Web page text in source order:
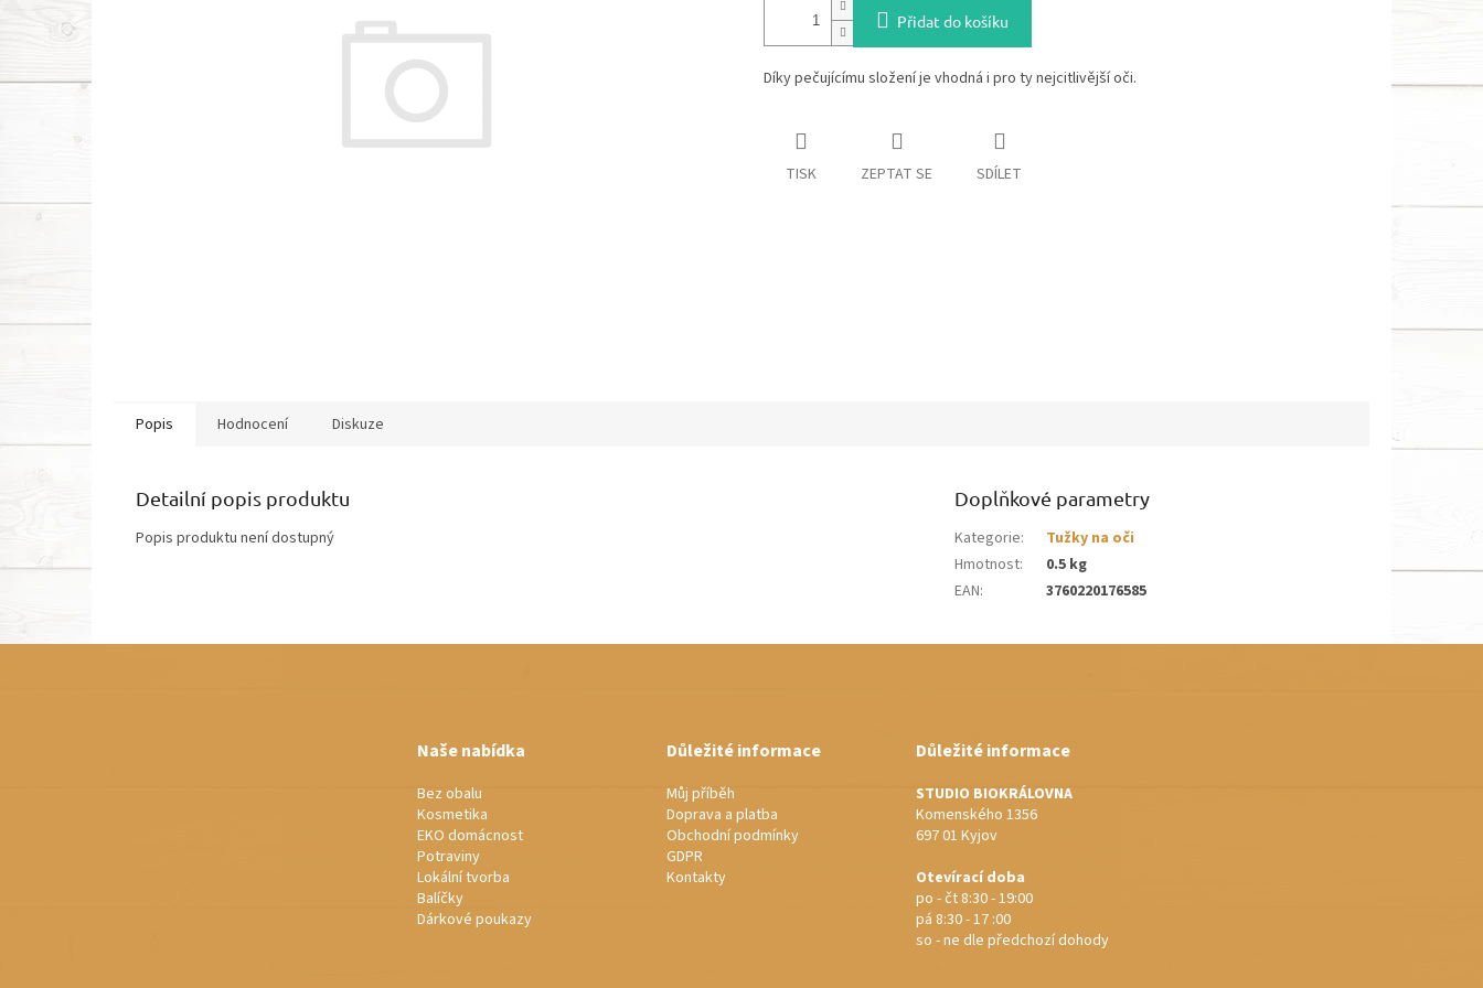
Přidat do košíku
Díky pečujícímu složení je vhodná i pro ty nejcitlivější oči.
TISK ZEPTAT SE SDÍLET
Popis Hodnocení Diskuze
Detailní popis produktu
Popis produktu není dostupný
Doplňkové parametry
Kategorie:
Tužky na oči
Hmotnost:
0.5 kg
EAN: 3760220176585
Naše nabídka
Bez obalu
Kosmetika
EKO domácnost
Potraviny
Lokální tvorba
Balíčky
Dárkové poukazy
Důležité informace
Můj příběh
Doprava a platba
Obchodní podmínky
GDPR
Kontakty
Důležité informace
STUDIO BIOKRÁLOVNA
Komenského 1356
697 01 Kyjov
Otevírací doba
po - čt 8:30 - 19:00
pá 8:30 - 17 :00
so - ne dle předchozí dohody